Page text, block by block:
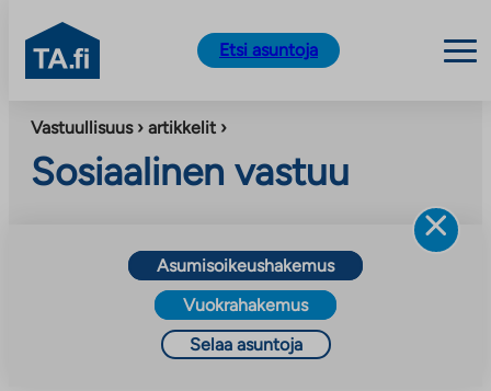
sisältöön
TA.fi
Etsi asuntoja
Vastuullisuus › artikkelit ›
Sosiaalinen vastuu
Asumisoikeushakemus
Vuokrahakemus
Selaa asuntoja